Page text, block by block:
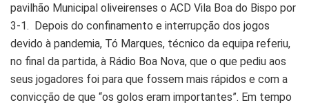
pavilhão Municipal oliveirenses o ACD Vila Boa do Bispo por
3-1. Depois do confinamento e interrupção dos jogos
devido à pandemia, Tó Marques, técnico da equipa referiu,
no final da partida, à Rádio Boa Nova, que o que pediu aos
seus jogadores foi para que fossem mais rápidos e com a
convicção de que “os golos eram importantes”. Em tempo